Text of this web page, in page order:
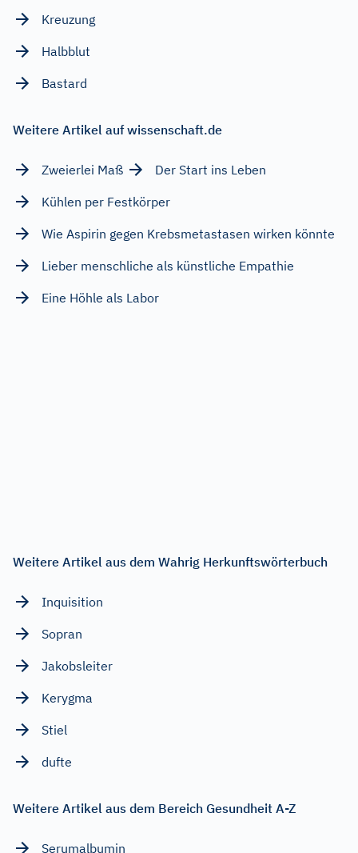
Kreuzung
Halbblut
Bastard
Weitere Artikel auf wissenschaft.de
Zweierlei Maß
Der Start ins Leben
Kühlen per Festkörper
Wie Aspirin gegen Krebsmetastasen wirken könnte
Lieber menschliche als künstliche Empathie
Eine Höhle als Labor
Weitere Artikel aus dem Wahrig Herkunftswörterbuch
Inquisition
Sopran
Jakobsleiter
Kerygma
Stiel
dufte
Weitere Artikel aus dem Bereich Gesundheit A-Z
Serumalbumin